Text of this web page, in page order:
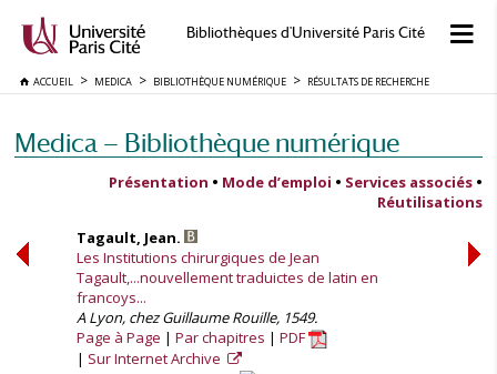
Bibliothèques d'Université Paris Cité
ACCUEIL MEDICA BIBLIOTHÈQUE NUMÉRIQUE RÉSULTATS DE RECHERCHE
Medica — Bibliothèque numérique
Présentation • Mode d’emploi • Services associés •
Réutilisations
Tagault, Jean.
Les Institutions chirurgiques de Jean
Tagault,...nouvellement traduictes de latin en
francoys...
A Lyon, chez Guillaume Rouille, 1549.
Page à Page
Par chapitres
PDF
Sur Internet Archive